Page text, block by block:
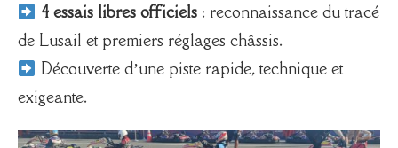
4 essais libres officiels: reconnaissance du tracé
de Lusail et premiers réglages châssis.
Découverte d’une piste rapide, technique et
exigeante.